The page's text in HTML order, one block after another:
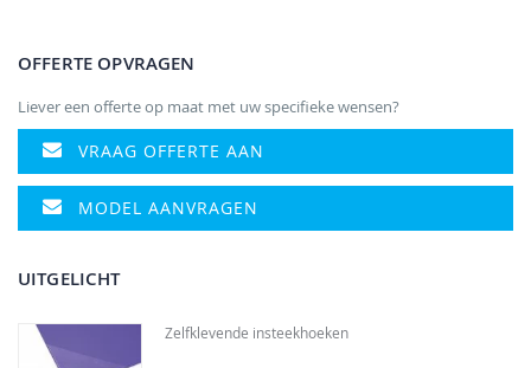
OFFERTE OPVRAGEN
Liever een offerte op maat met uw specifieke wensen?
VRAAG OFFERTE AAN
MODEL AANVRAGEN
UITGELICHT
Zelfklevende insteekhoeken